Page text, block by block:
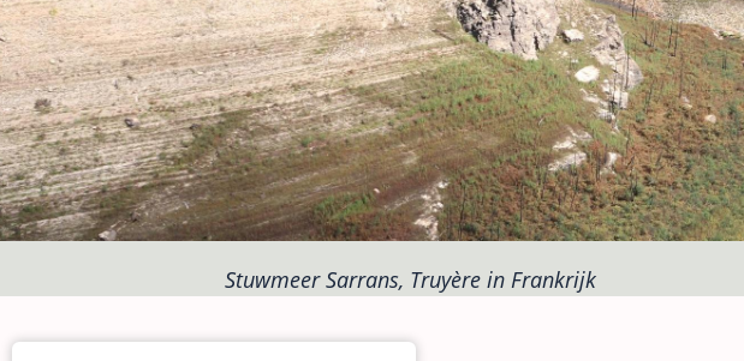
Stuwmeer Sarrans, Truyère in Frankrijk